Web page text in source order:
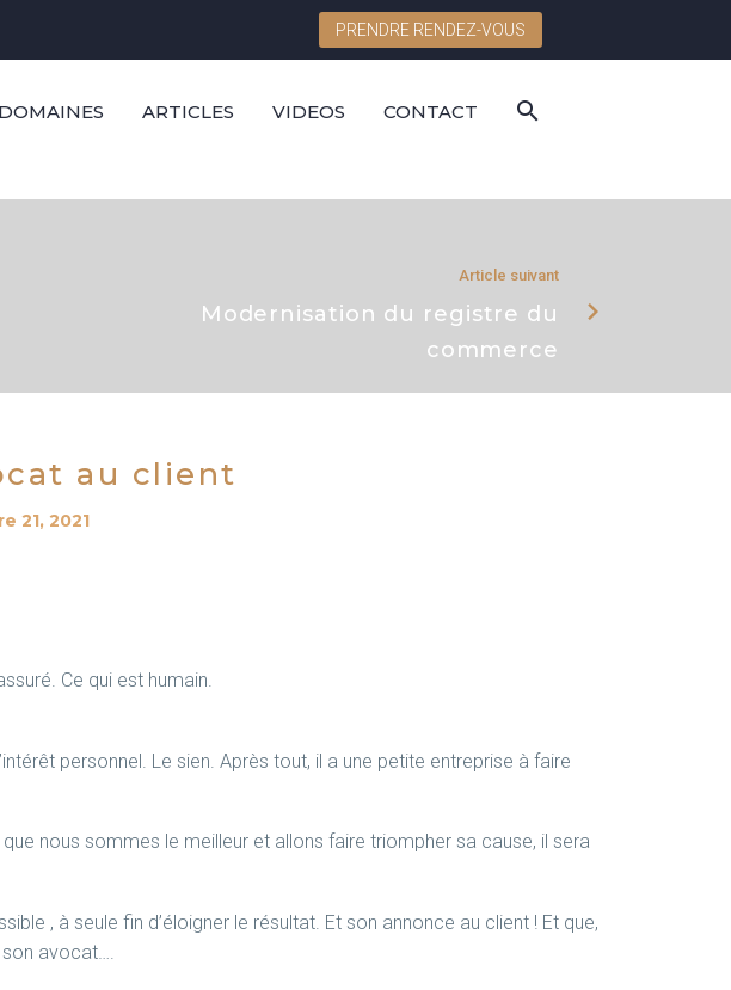
PRENDRE RENDEZ-VOUS
DOMAINES ARTICLES VIDEOS CONTACT
Article suivant
Modernisation du registre du
commerce
au client
21, 2021
Ce qui est humain.
personnel. Le sien. Après tout, il a une petite entreprise à faire
nous sommes le meilleur et allons faire triompher sa cause, il sera
, à seule fin d’éloigner le résultat. Et son annonce au client ! Et que,
son avocat….